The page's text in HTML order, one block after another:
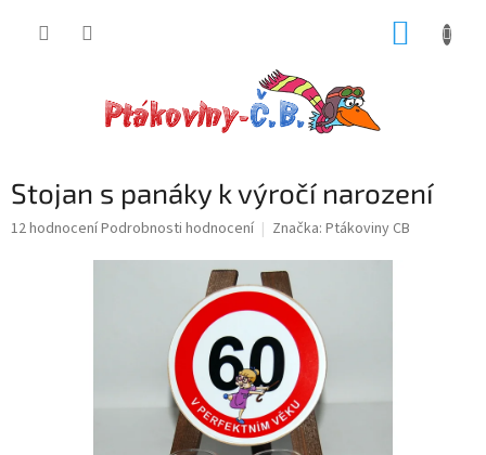
Stojan s panáky k výročí narození
Průměrné
12 hodnoceníPodrobnosti hodnocení Značka: Ptákoviny CB